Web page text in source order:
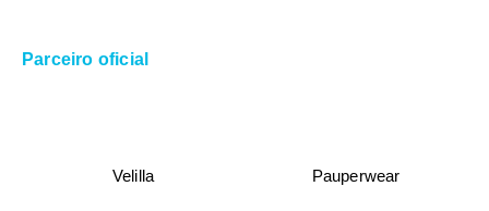
Parceiro oficial
Velilla Pauperwear